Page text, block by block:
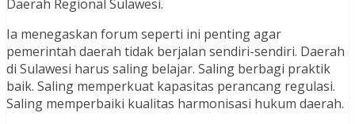
Daerah Regional Sulawesi.
Ia menegaskan forum seperti ini penting agar
pemerintah daerah tidak berjalan sendiri-sendiri. Daerah
di Sulawesi harus saling belajar. Saling berbagi praktik
baik. Saling memperkuat kapasitas perancang regulasi.
Saling memperbaiki kualitas harmonisasi hukum daerah.